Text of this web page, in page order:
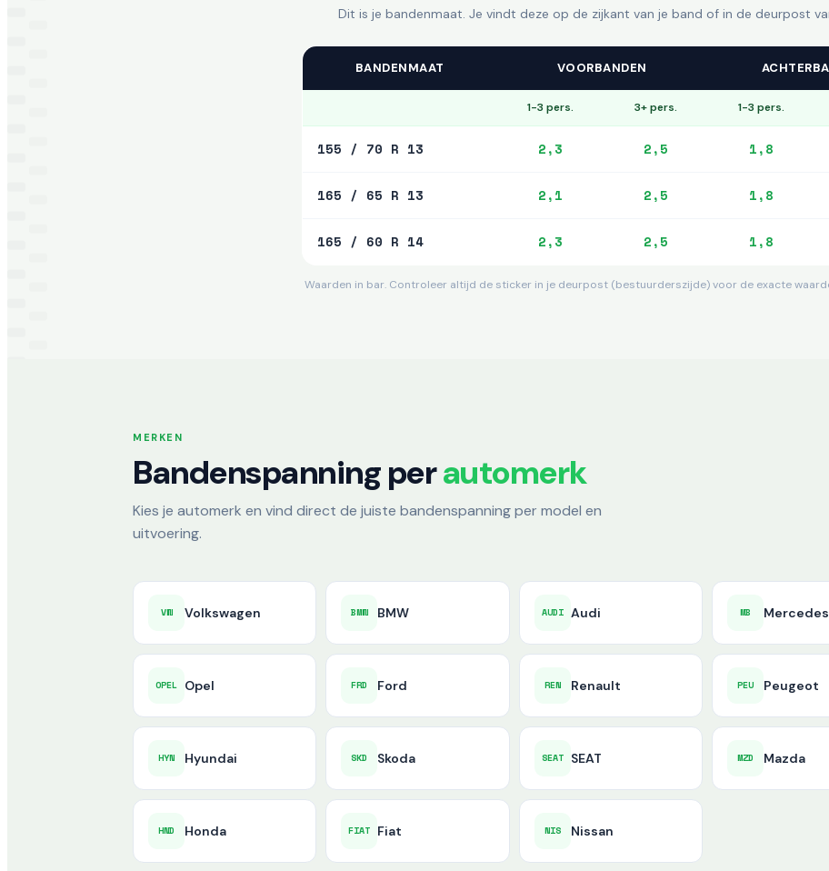
Dit is je bandenmaat. Je vindt deze op de zijkant van je band of in de deurpost
BANDENMAAT VOORBANDEN
1-3 pers. 3+ pers. 1-3 pers.
155 / 70 R 13 2,3 2,5 1,8
165 / 65 R 13 2,1 2,5 1,8
165 / 60 R 14 2,3 2,5 1,8
Waarden in bar. Controleer altijd de sticker in je deurpost (bestuurderszijde) voor de exacte
MERKEN
Bandenspanning perautomerk
Kies je automerk en vind direct de juiste bandenspanning per model en
uitvoering.
VW Volkswagen BMW BMW AUDI Audi MB Mercedes
OPEL Opel FRD Ford REN Renault PEU Peugeot
HYN Hyundai SKD Skoda SEAT SEAT MZD Mazda
HND Honda FIAT Fiat NIS Nissan